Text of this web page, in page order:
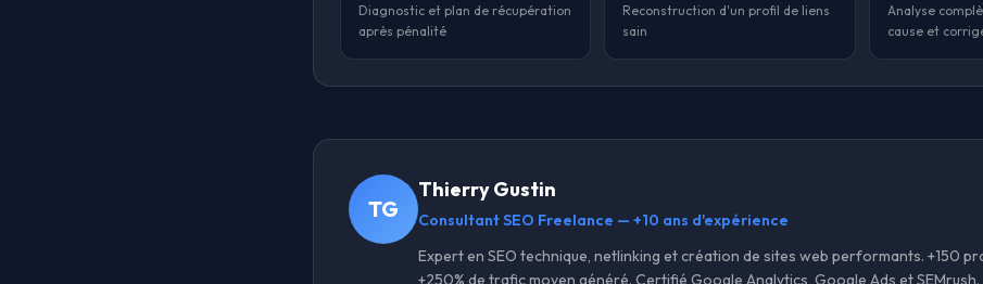
Diagnostic et plan de récupération
après pénalité
Reconstruction d'un profil de liens
sain
Analyse
cause et
TG
Thierry Gustin
Consultant SEO Freelance — +10 ans d'expérience
Expert en SEO technique, netlinking et création de sites web performants. +150
+250% de trafic moyen généré. Certifié Google Analytics, Google Ads et SEMrush.